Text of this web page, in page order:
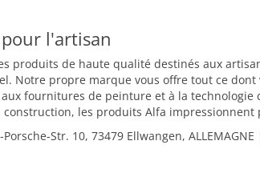
l'artisan
produits de haute qualité destinés aux
Notre propre marque vous offre tout ce
fournitures de peinture et à la
les produits Alfa
Str. 10, 73479 Ellwangen,